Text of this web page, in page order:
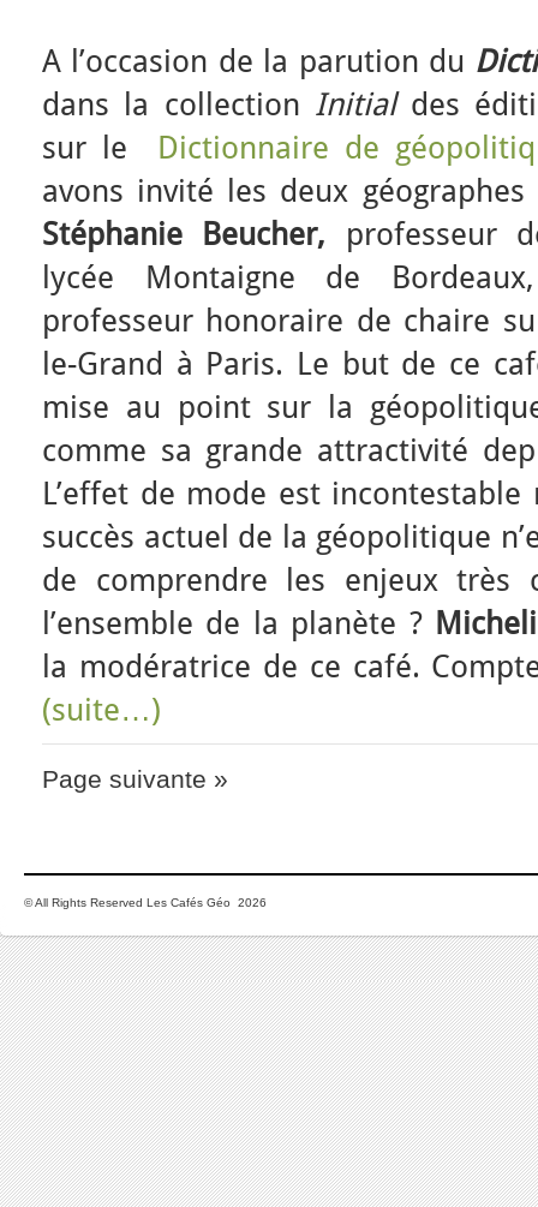
A l’occasion de la parution du
dans la collection Initial des
sur le
Dictionnaire de
avons invité les deux
Stéphanie Beucher, professeur
lycée Montaigne de
professeur honoraire de chaire
le-Grand à Paris. Le but de ce
mise au point sur la
comme sa grande attractivité
L’effet de mode est
succès actuel de la géopolitique
de comprendre les enjeux très
l’ensemble de la planète ?
la modératrice de ce café.
(suite…)
Page suivante »
© All Rights Reserved Les Cafés Géo 2026